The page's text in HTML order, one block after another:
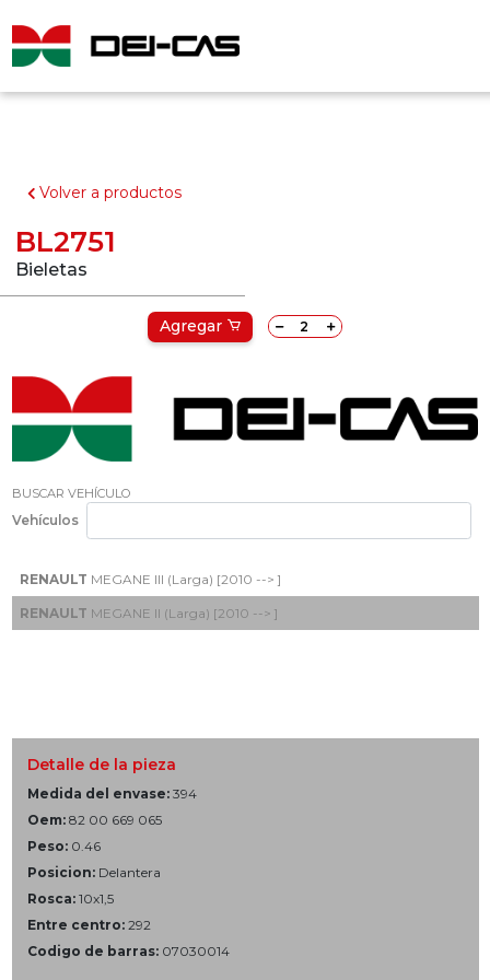
Volver a productos
BL2751
Bieletas
Agregar
BUSCAR VEHÍCULO
Vehículos
RENAULT MEGANE III (Larga) [2010 --> ]
RENAULT MEGANE II (Larga) [2010 --> ]
Detalle de la pieza
Medida del envase: 394
Oem: 82 00 669 065
Peso: 0.46
Posicion: Delantera
Rosca: 10x1,5
Entre centro: 292
Codigo de barras: 07030014